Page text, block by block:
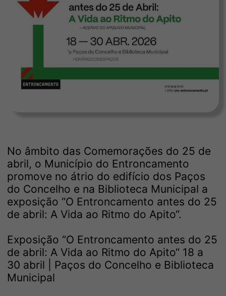
No âmbito das Comemorações do 25 de
abril, o Município do Entroncamento
promove no átrio do edifício dos Paços
do Concelho e na Biblioteca Municipal a
exposição “O Entroncamento antes do 25
de abril: A Vida ao Ritmo do Apito“.
Exposição “O Entroncamento antes do 25
de abril: A Vida ao Ritmo do Apito“ 18 a
30 abril | Paços do Concelho e Biblioteca
Municipal